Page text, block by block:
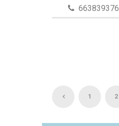
663839376
1 2